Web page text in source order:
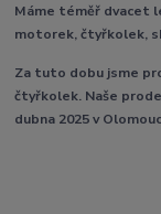
Máme téměř dvacet
motorek, čtyřkolek,
Za tuto dobu jsme
čtyřkolek. Naše
dubna 2025 v